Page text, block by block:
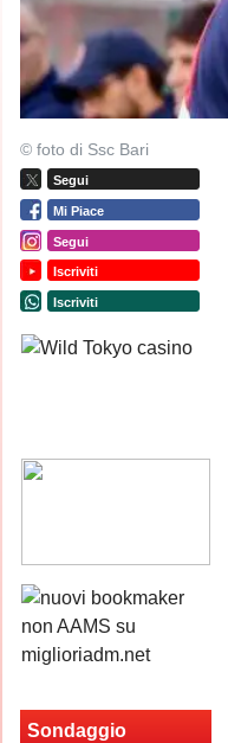
© foto di Ssc Bari
Segui
Mi Piace
Segui
Iscriviti
Iscriviti
Sondaggio